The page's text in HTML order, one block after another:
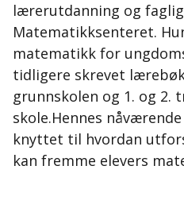
lærerutdanning og
Matematikksenteret.
matematikk for
tidligere skrevet
grunnskolen og 1. og 2.
skole.Hennes
knyttet til hvordan
kan fremme elevers